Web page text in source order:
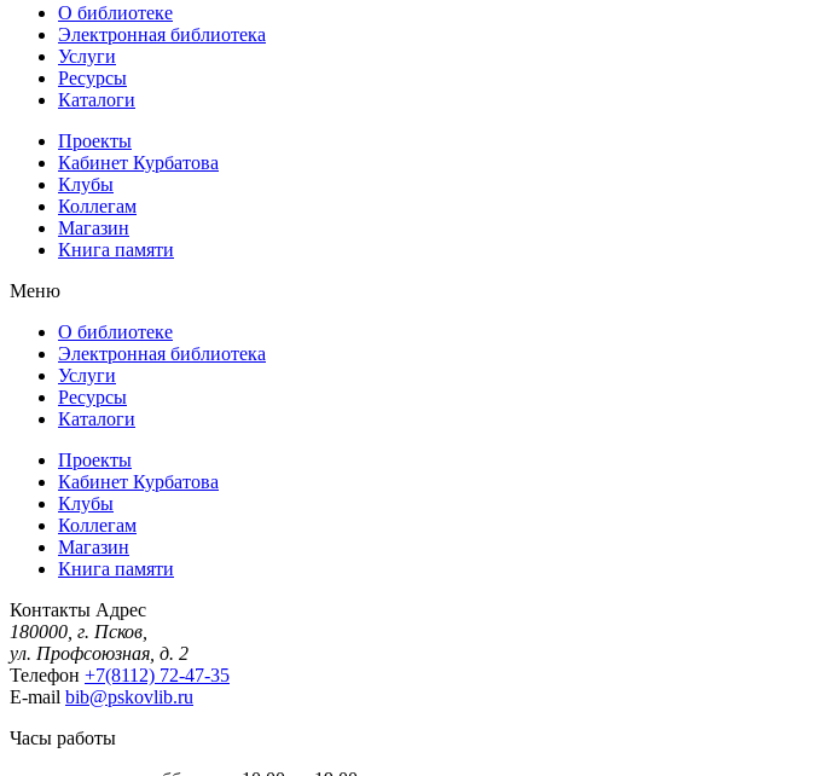
О библиотеке
Электронная библиотека
Услуги
Ресурсы
Каталоги
Проекты
Кабинет Курбатова
Клубы
Коллегам
Магазин
Книга памяти
Меню
О библиотеке
Электронная библиотека
Услуги
Ресурсы
Каталоги
Проекты
Кабинет Курбатова
Клубы
Коллегам
Магазин
Книга памяти
Контакты Адрес
180000, г. Псков,
ул. Профсоюзная, д. 2
Телефон +7(8112) 72-47-35
E-mail bib@pskovlib.ru
Часы работы